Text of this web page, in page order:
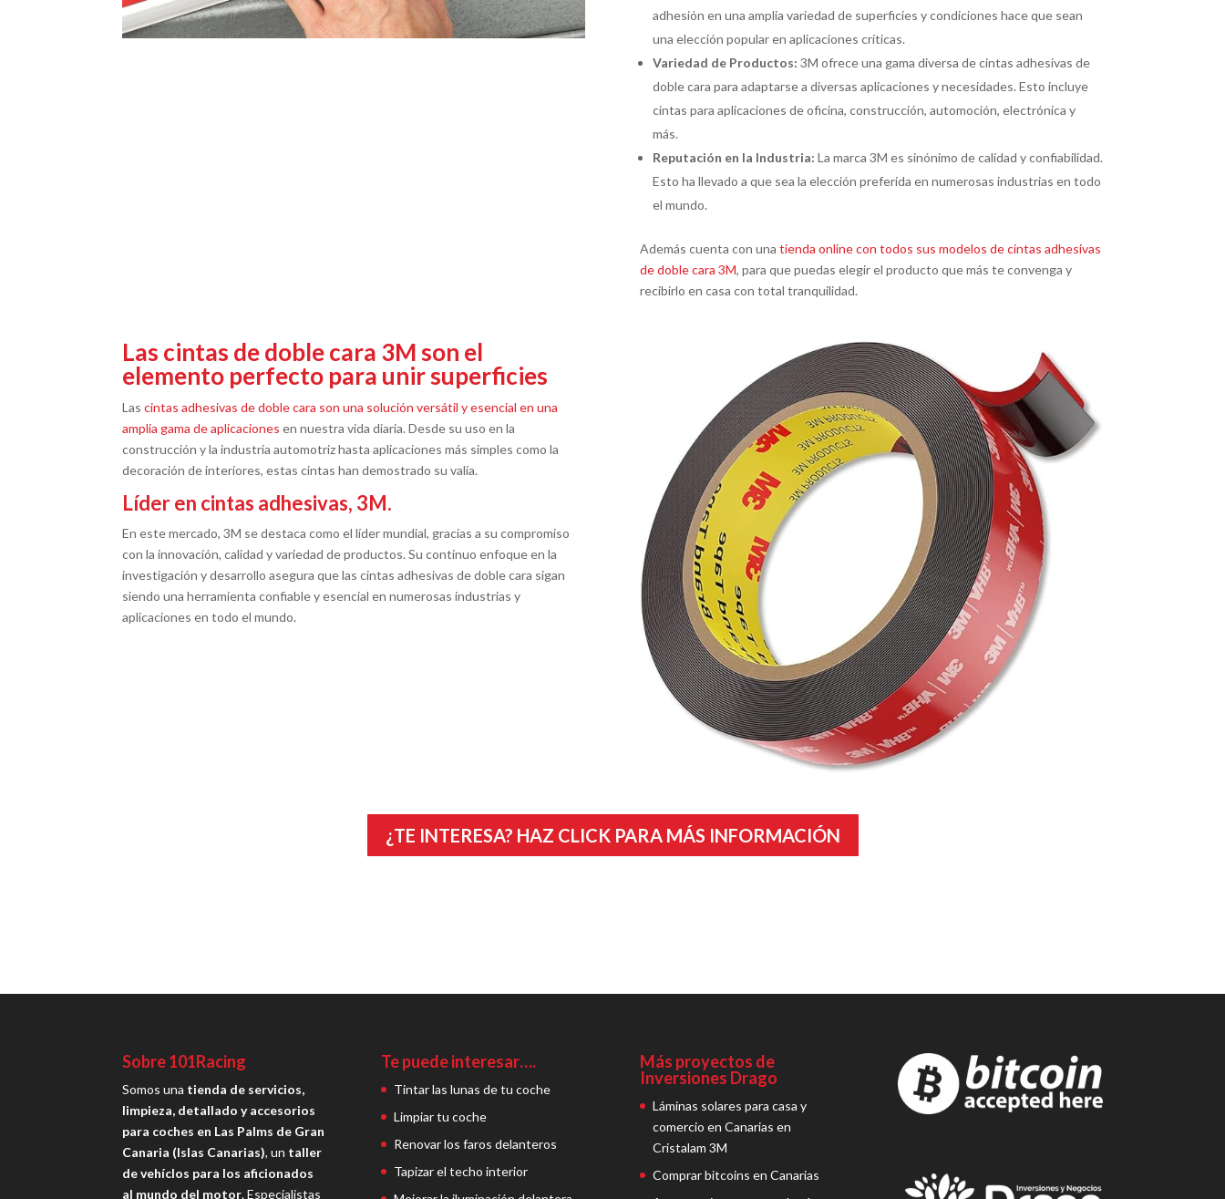
adhesión en una amplia variedad de superficies y condiciones hace que sean
una elección popular en aplicaciones críticas.
Variedad de Productos: 3M ofrece una gama diversa de cintas adhesivas de
doble cara para adaptarse a diversas aplicaciones y necesidades. Esto incluye
cintas para aplicaciones de oficina, construcción, automoción, electrónica y
más.
Reputación en la Industria: La marca 3M es sinónimo de calidad y confiabilidad.
Esto ha llevado a que sea la elección preferida en numerosas industrias en todo
el mundo.
Además cuenta con una tienda online con todos sus modelos de cintas adhesivas
de doble cara 3M, para que puedas elegir el producto que más te convenga y
recibirlo en casa con total tranquilidad.
Las cintas de doble cara 3M son el
elemento perfecto para unir superficies
Lascintas adhesivas de doble cara son una solución versátil y esencial en una
amplia gama de aplicaciones en nuestra vida diaria. Desde su uso en la
construcción y la industria automotriz hasta aplicaciones más simples como la
decoración de interiores, estas cintas han demostrado su valía.
Líder en cintas adhesivas, 3M.
En este mercado, 3M se destaca como el líder mundial, gracias a su compromiso
con la innovación, calidad y variedad de productos. Su continuo enfoque en la
investigación y desarrollo asegura que las cintas adhesivas de doble cara sigan
siendo una herramienta confiable y esencial en numerosas industrias y
aplicaciones en todo el mundo.
¿TE INTERESA? HAZ CLICK PARA MÁS INFORMACIÓN
Sobre 101Racing
Somos una tienda de servicios,
limpieza, detallado y accesorios
para coches en Las Palms de Gran
Canaria (Islas Canarias), un taller
de vehíclos para los aficionados
al mundo del motor. Especialistas
Te puede interesar….
Tintar las lunas de tu coche
Limpiar tu coche
Renovar los faros delanteros
Tapizar el techo interior
Más proyectos de
Inversiones Drago
Láminas solares para casa y
comercio en Canarias en
Cristalam 3M
Comprar bitcoins en Canarias